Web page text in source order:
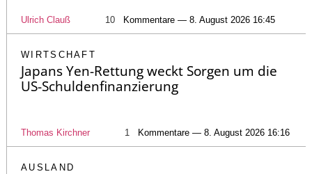
Ulrich Clauß 10 Kommentare — 8. August 2026 16:45
WIRTSCHAFT
Japans Yen-Rettung weckt Sorgen um die
US-Schuldenfinanzierung
Thomas Kirchner 1 Kommentare — 8. August 2026 16:16
AUSLAND